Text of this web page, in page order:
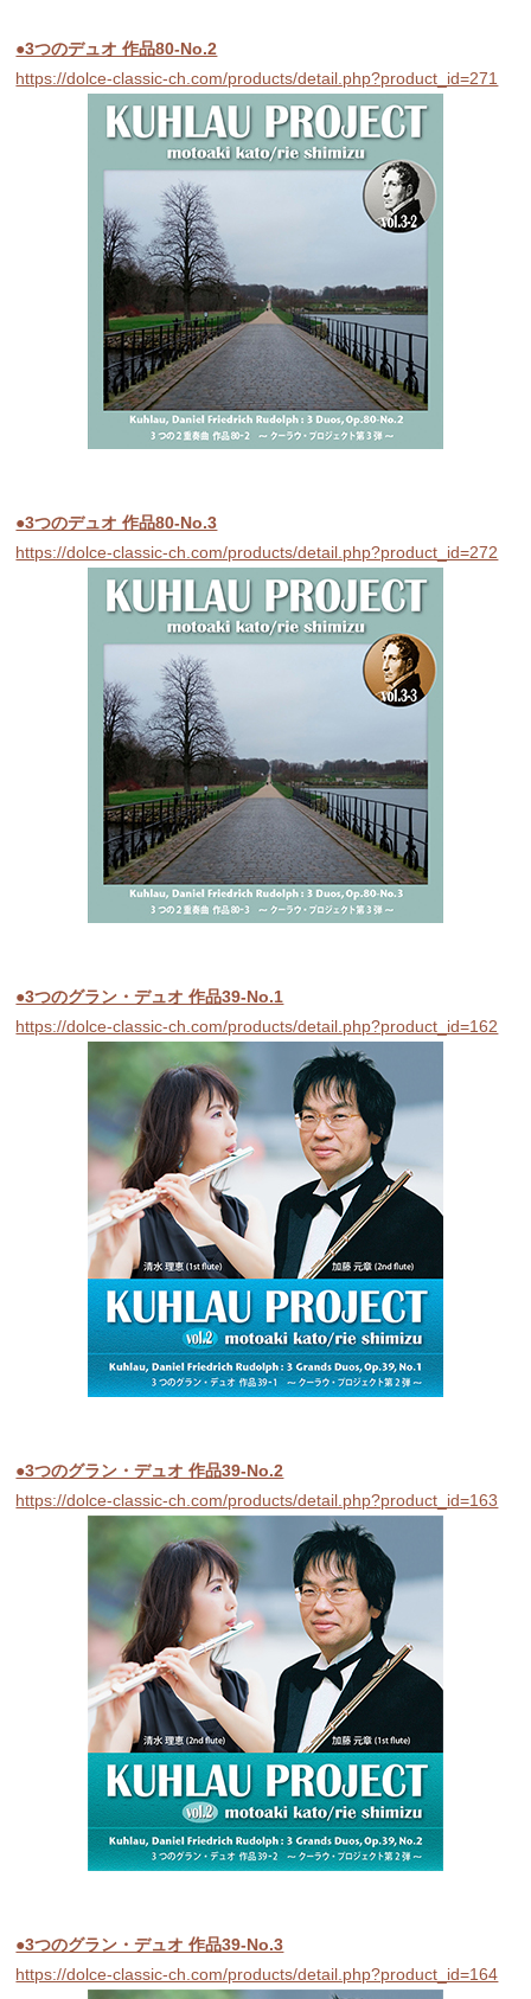
●3つのデュオ 作品80-No.2
https://dolce-classic-ch.com/products/detail.php?product_id=271
●3つのデュオ 作品80-No.3
https://dolce-classic-ch.com/products/detail.php?product_id=272
●3つのグラン・デュオ 作品39-No.1
https://dolce-classic-ch.com/products/detail.php?product_id=162
●3つのグラン・デュオ 作品39-No.2
https://dolce-classic-ch.com/products/detail.php?product_id=163
●3つのグラン・デュオ 作品39-No.3
https://dolce-classic-ch.com/products/detail.php?product_id=164